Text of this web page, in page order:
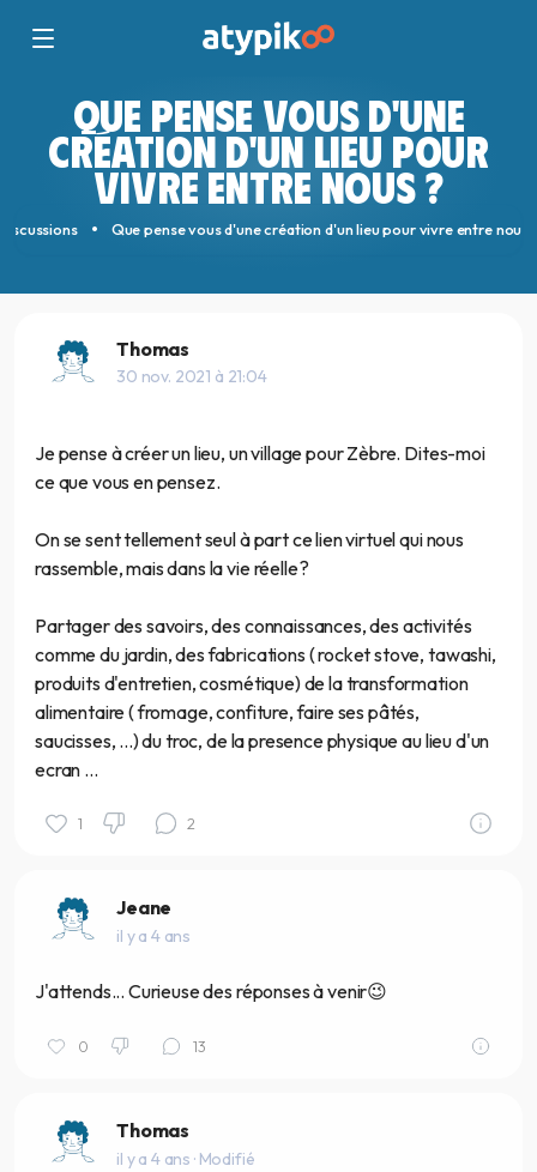
QUE PENSE VOUS D'UNE
CRÉATION D'UN LIEU POUR
VIVRE ENTRE NOUS ?
Que pense vous d'une création d'un lieu pour vivre entre nous
Thomas
30 nov. 2021 à 21:04
Je pense à créer un lieu, un village pour Zèbre. Dites-moi
ce que vous en pensez.
On se sent tellement seul à part ce lien virtuel qui nous
rassemble, mais dans la vie réelle ?
Partager des savoirs, des connaissances, des activités
comme du jardin, des fabrications ( rocket stove, tawashi,
produits d'entretien, cosmétique) de la transformation
alimentaire ( fromage, confiture, faire ses pâtés,
saucisses, ...) du troc, de la presence physique au lieu d'un
ecran ...
1 2
Jeane
il y a 4 ans
J'attends... Curieuse des réponses à venir😉
0 13
Thomas
il y a 4 ans · Modifié